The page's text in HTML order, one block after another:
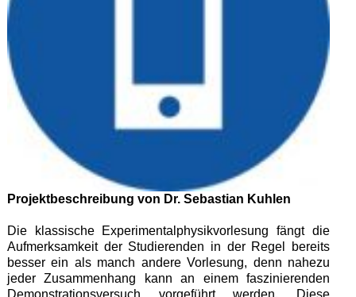
Projektbeschreibung von Dr. Sebastian Kuhlen
Die klassische Experimentalphysikvorlesung fängt die
Aufmerksamkeit der Studierenden in der Regel bereits
besser ein als manch andere Vorlesung, denn nahezu
jeder Zusammenhang kann an einem faszinierenden